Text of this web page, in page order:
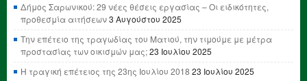
Δήμος Σαρωνικού: 29 νέες θέσεις εργασίας – Οι ειδικότητες,
προθεσμία αιτήσεων3 Αυγούστου 2025
Την επέτειο της τραγωδίας του Ματιού, την τιμούμε με μέτρα
προστασίας των οικισμών μας;23 Ιουλίου 2025
Η τραγική επέτειος της 23ης Ιουλίου 2018 23 Ιουλίου 2025